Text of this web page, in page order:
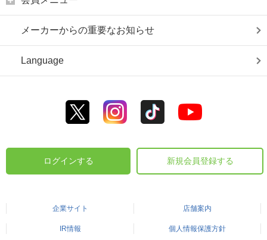
メーカーからの重要なお知らせ
Language
ログインする 新規会員登録する
企業サイト 店舗案内
IR情報 個人情報保護方針